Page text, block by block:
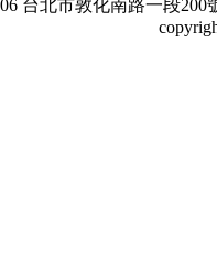
台北市敦化南路一段200